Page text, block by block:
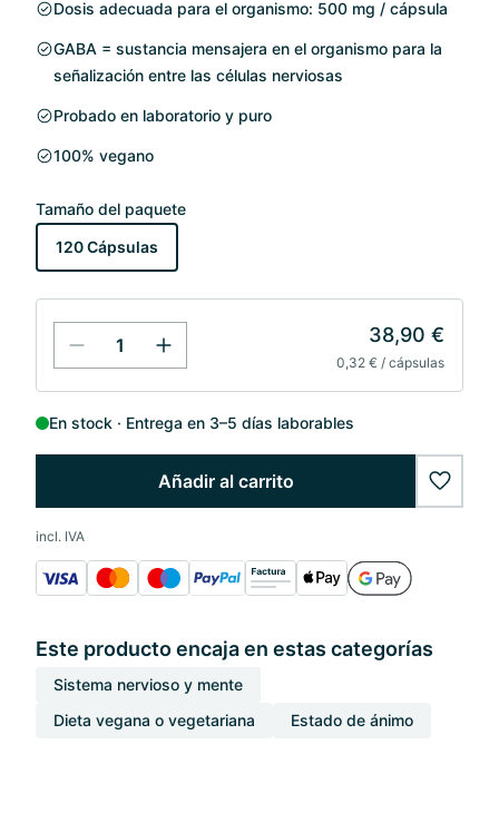
Dosis adecuada para el organismo: 500 mg / cápsula
GABA = sustancia mensajera en el organismo para la
señalización entre las células nerviosas
Probado en laboratorio y puro
100% vegano
Tamaño del paquete
120 Cápsulas
38,90 €
0,32 € / cápsulas
En stock Entrega en 3–5 días laborables
Añadir al carrito
incl. IVA
Este producto encaja en estas categorías
Sistema nervioso y mente
Dieta vegana o vegetariana
Estado de ánimo